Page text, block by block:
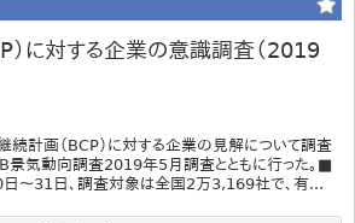
）に対する企業の意識調査（2019
続計画（BCP）に対する企業の見解について調査
景気動向調査2019年5月調査とともに行った。■
～31日、調査対象は全国2万3,169社で、有...